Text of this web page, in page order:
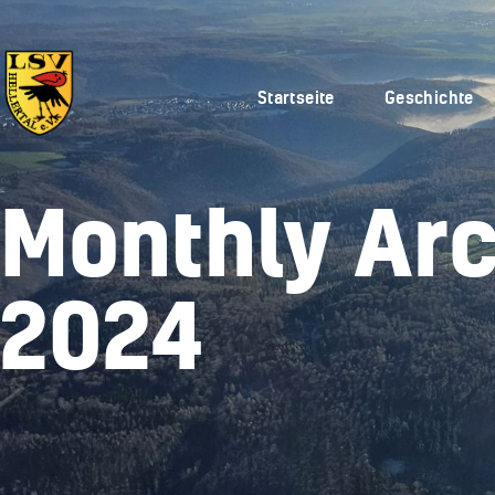
Startseite Geschichte
Monthly
2024